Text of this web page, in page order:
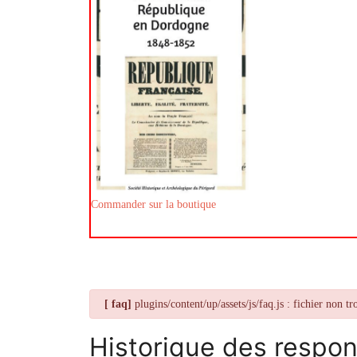
Commander sur la boutique
danger
[ faq] plugins/content/up/assets/js/faq.js : fichier non
Historique des